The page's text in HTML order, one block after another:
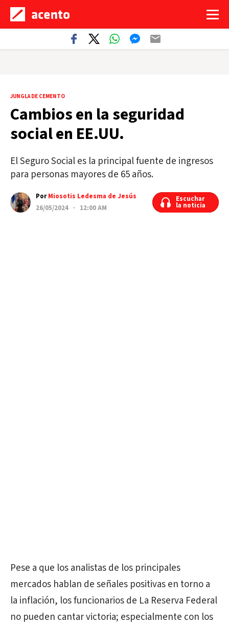
JUNGLA DE CEMENTO
Cambios en la seguridad
social en EE.UU.
El Seguro Social es la principal fuente de ingresos
para personas mayores de 65 años.
PorMiosotis Ledesma de Jesús
26/05/2024 · 12:00 AM
Escuchar
la noticia
Escuchar
la noticia
Pese a que los analistas de los principales
mercados hablan de señales positivas en torno a
la inflación, los funcionarios de La Reserva Federal
no pueden cantar victoria; especialmente con los